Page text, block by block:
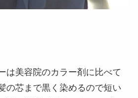
は美容院のカラー剤に比べて
の芯まで黒く染めるので短い